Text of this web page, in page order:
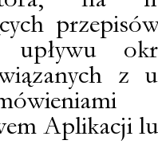
z
Aplikacji